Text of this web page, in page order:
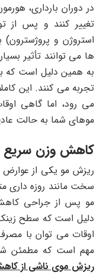
در دوران بارداری،
تغییر کنند و پس از
استروژن و
ها می ‌توانند تأثیر
به همین دلیل است که
تجربه می ‌کنند. این
می رود، اما گاهی
موهای شما به حالت
کاهش وزن سریع
ریزش مو یکی از
سخت مانند روزه ‌داری
مو پس از جراحی
دلیل است که سطح
اوقات می توان با
مهم است که مطمئن
ریزش موی ناشی از